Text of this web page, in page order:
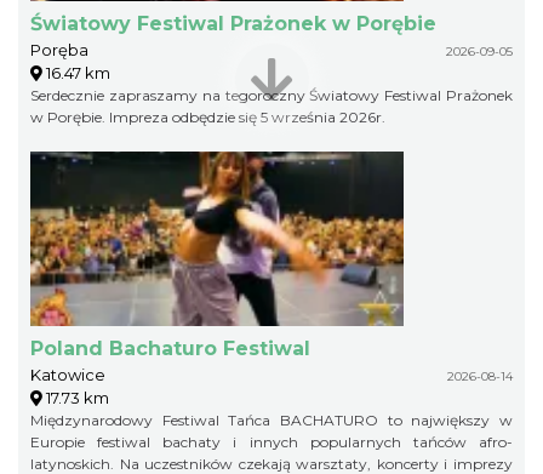
Światowy Festiwal Prażonek w Porębie
Poręba 2026-09-05
16.47 km
Serdecznie zapraszamy na tegoroczny Światowy Festiwal Prażonek
w Porębie. Impreza odbędzie się 5 września 2026r.
Poland Bachaturo Festiwal
Katowice 2026-08-14
17.73 km
Międzynarodowy Festiwal Tańca BACHATURO to największy w
Europie festiwal bachaty i innych popularnych tańców afro-
latynoskich. Na uczestników czekają warsztaty, koncerty i imprezy